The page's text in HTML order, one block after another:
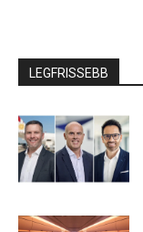
LEGFRISSEBB